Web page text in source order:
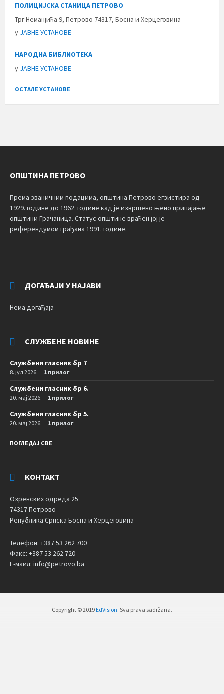
ПОЛИЦИЈСКА СТАНИЦА ПЕТРОВО
Трг Неманјића 9, Петрово 74317, Босна и Херцеговина
у ЈАВНЕ УСТАНОВЕ
НАРОДНА БИБЛИОТЕКА
у ЈАВНЕ УСТАНОВЕ
ОСТАЛЕ УСТАНОВЕ
ОПШТИНА ПЕТРОВО
Према званичним подацима, општина Петрово егзистира од
1929. године до 1962. године кад је извршено њено припајање
општини Грачаница. Статус општине враћен јој је
референдумом грађана 1991. године.
ДОГАЂАЈИ У НАЈАВИ
Нема догађаја
СЛУЖБЕНЕ НОВИНЕ
Службени гласник бр 7
8. јул 2026. 1 прилог
Службени гласник бр 6.
20. мај 2026. 1 прилог
Службени гласник бр 5.
20. мај 2026. 1 прилог
ПОГЛЕДАЈ СВЕ
КОНТАКТ
Озренских одреда 25
74317 Петрово
Република Српска Босна и Херцеговина
Телефон: +387 53 262 700
Факс: +387 53 262 720
Е-маил: info@petrovo.ba
Copyright © 2019 EdVision. Sva prava sadržana.